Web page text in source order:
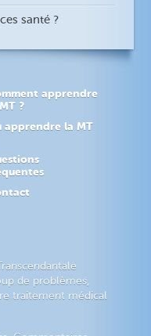
santé ?
apprendre
?
apprendre la MT
de problèmes,
traitement médical